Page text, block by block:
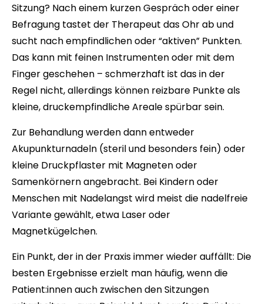
Sitzung? Nach einem kurzen Gespräch oder einer
Befragung tastet der Therapeut das Ohr ab und
sucht nach empfindlichen oder “aktiven” Punkten.
Das kann mit feinen Instrumenten oder mit dem
Finger geschehen – schmerzhaft ist das in der
Regel nicht, allerdings können reizbare Punkte als
kleine, druckempfindliche Areale spürbar sein.
Zur Behandlung werden dann entweder
Akupunkturnadeln (steril und besonders fein) oder
kleine Druckpflaster mit Magneten oder
Samenkörnern angebracht. Bei Kindern oder
Menschen mit Nadelangst wird meist die nadelfreie
Variante gewählt, etwa Laser oder
Magnetkügelchen.
Ein Punkt, der in der Praxis immer wieder auffällt: Die
besten Ergebnisse erzielt man häufig, wenn die
Patient:innen auch zwischen den Sitzungen